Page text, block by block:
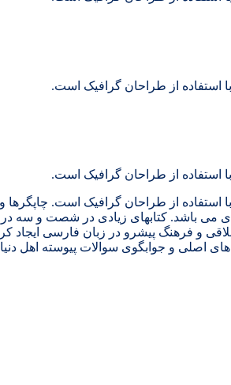
استفاده از طراحان گرافیک است.
استفاده از طراحان گرافیک است.
استفاده از طراحان گرافیک است.
می باشد. کتابهای زیادی در شصت و
و فرهنگ پیشرو در زبان فارسی ایجاد
اصلی و جوابگوی سوالات پیوسته اهل